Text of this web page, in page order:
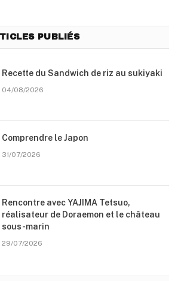
PUBLIÉS
Recette du Sandwich de riz au sukiyaki
04/08/2026
Comprendre le Japon
31/07/2026
Rencontre avec YAJIMA Tetsuo,
réalisateur de Doraemon et le château
sous-marin
29/07/2026